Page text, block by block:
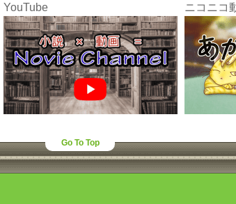
YouTube ニコニコ
Go To Top